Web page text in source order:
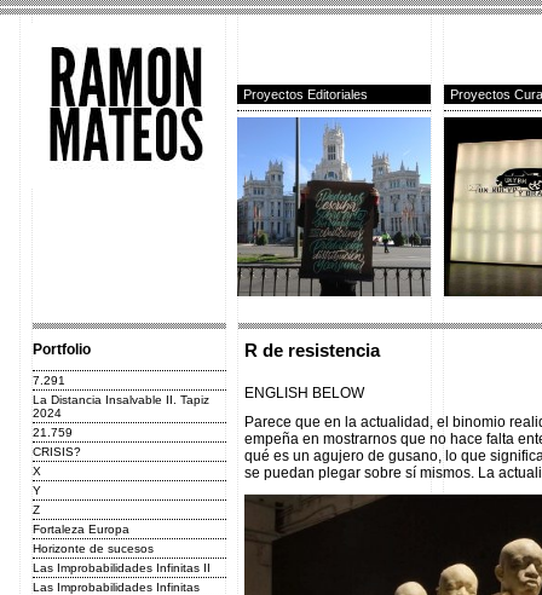
Proyectos Editoriales Proyectos
Portfolio
7.291
La Distancia Insalvable II. Tapiz
2024
21.759
CRISIS?
X
Y
Z
Fortaleza Europa
Horizonte de sucesos
Las Improbabilidades Infinitas II
Las Improbabilidades Infinitas
R de resistencia
ENGLISH BELOW
Parece que en la actualidad, el binomio
empeña en mostrarnos que no hace falta
qué es un agujero de gusano, lo que
se puedan plegar sobre sí mismos. La